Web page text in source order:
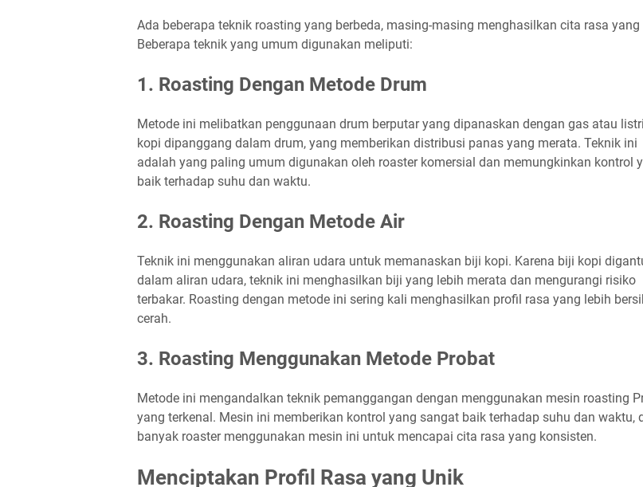
Ada beberapa teknik roasting yang berbeda, masing-masing menghasilkan cita rasa yang
Beberapa teknik yang umum digunakan meliputi:
1. Roasting Dengan Metode Drum
Metode ini melibatkan penggunaan drum berputar yang dipanaskan dengan gas atau
kopi dipanggang dalam drum, yang memberikan distribusi panas yang merata. Teknik ini
adalah yang paling umum digunakan oleh roaster komersial dan memungkinkan kontrol
baik terhadap suhu dan waktu.
2. Roasting Dengan Metode Air
Teknik ini menggunakan aliran udara untuk memanaskan biji kopi. Karena biji kopi
dalam aliran udara, teknik ini menghasilkan biji yang lebih merata dan mengurangi risiko
terbakar. Roasting dengan metode ini sering kali menghasilkan profil rasa yang lebih
cerah.
3. Roasting Menggunakan Metode Probat
Metode ini mengandalkan teknik pemanggangan dengan menggunakan mesin roasting
yang terkenal. Mesin ini memberikan kontrol yang sangat baik terhadap suhu dan waktu,
banyak roaster menggunakan mesin ini untuk mencapai cita rasa yang konsisten.
Menciptakan Profil Rasa yang Unik